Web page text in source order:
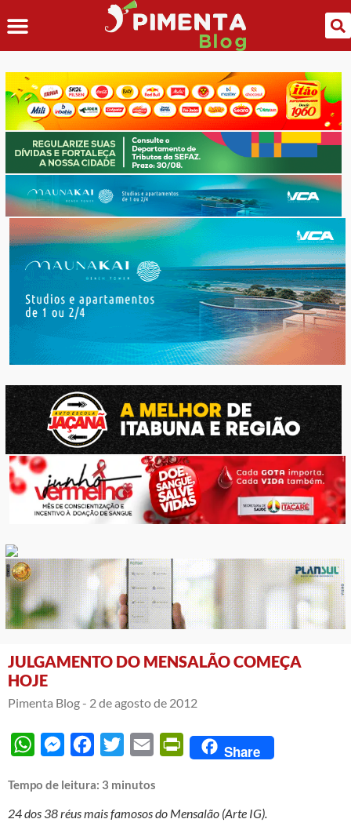
JULGAMENTO DO MENSALÃO COMEÇA
HOJE
Pimenta Blog - 2 de agosto de 2012
WhatsAppMessengerFacebook
Twitter Email PrintFriendly
Share
Tempo de leitura: 3 minutos
24 dos 38 réus mais famosos do Mensalão (Arte IG).